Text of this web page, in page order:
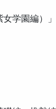
学園編）」